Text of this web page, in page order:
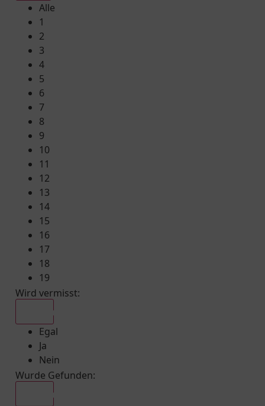
Alle
1
2
3
4
5
6
7
8
9
10
11
12
13
14
15
16
17
18
19
Wird vermisst:
Egal
Ja
Nein
Wurde Gefunden: